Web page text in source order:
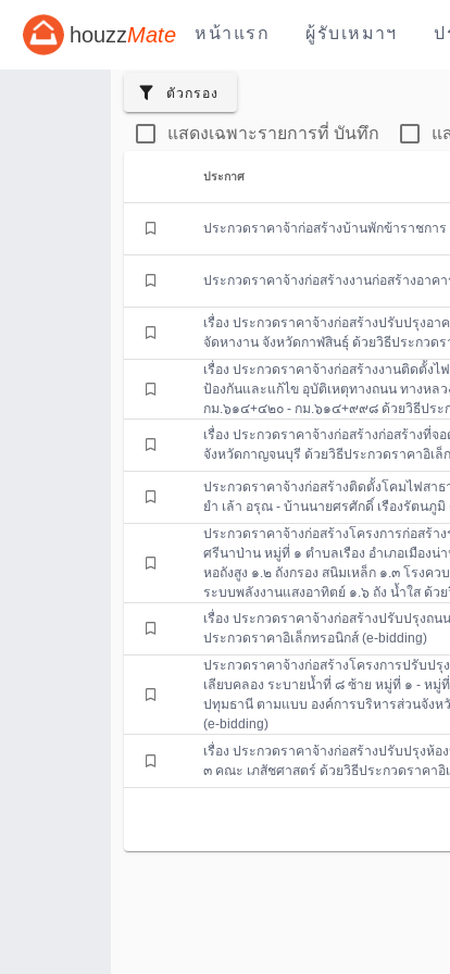
houzzMate หน้าแรก ผู้รับเหมาฯ ป
ตัวกรอง
แสดงเฉพาะรายการที่ บันทึก แ
ประกาศ
ประกวดราคาจ้าก่อสร้างบ้านพักข้าราชกา
ประกวดราคาจ้างก่อสร้างงานก่อสร้างอาค
เรื่อง ประกวดราคาจ้างก่อสร้างปรับปรุงอ
จัดหางาน จังหวัดกาฬสินธุ์ ด้วยวิธีประกวด
เรื่อง ประกวดราคาจ้างก่อสร้างงานติดตั้ง
ป้องกันและแก้ไข อุบัติเหตุทางถนน ทางหล
กม.๖๑๔+๔๒๐ - กม.๖๑๔+๙๙๘ ด้วยวิธีประ
เรื่อง ประกวดราคาจ้างก่อสร้างก่อสร้างที่
จังหวัดกาญจนบุรี ด้วยวิธีประกวดราคาอิเล็
ประกวดราคาจ้างก่อสร้างติดตั้งโคมไฟส
ยำ เล้า อรุณ - บ้านนายศรศักดิ์ เรืองรัตนภู
ประกวดราคาจ้างก่อสร้างโครงการก่อสร้
ศรีนาป่าน หมู่ที่ ๑ ตำบลเรือง อำเภอเมือง
หอถังสูง ๑.๒ ถังกรอง สนิมเหล็ก ๑.๓ โรงค
ระบบพลังงานแสงอาทิตย์ ๑.๖ ถัง น้ำใส ด้ว
เรื่อง ประกวดราคาจ้างก่อสร้างปรับปรุง
ประกวดราคาอิเล็กทรอนิกส์ (e-bidding)
ประกวดราคาจ้างก่อสร้างโครงการปรับป
เลียบคลอง ระบายน้ำที่ ๘ ซ้าย หมู่ที่ ๑ - หมู่
ปทุมธานี ตามแบบ องค์การบริหารส่วนจังห
(e-bidding)
เรื่อง ประกวดราคาจ้างก่อสร้างปรับปรุง
๓ คณะ เภสัชศาสตร์ ด้วยวิธีประกวดราคาอิ